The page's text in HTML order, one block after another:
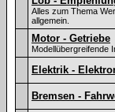
Alles zum Thema
allgemein.
Motor - Getriebe
Modellübergreifende
Elektrik -
Bremsen -